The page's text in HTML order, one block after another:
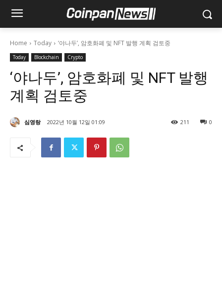
Home Today ‘야나두’, 암호화폐 및 NFT 발행 계획 검토중
Today Blockchain Crypto
‘야나두’, 암호화폐 및 NFT 발행
계획 검토중
심영랑 2022년 10월 12일 01:09 0
211